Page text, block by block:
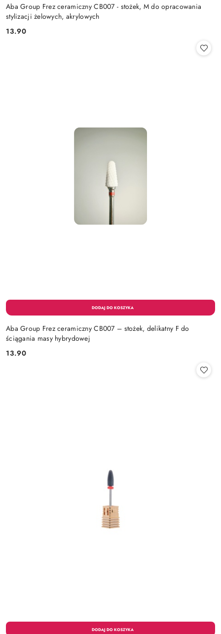
Aba Group Frez ceramiczny CB007 - stożek, M do opracowania
stylizacji żelowych, akrylowych
Cena:
13.90
Aba Group Frez ceramiczny CB007 – stożek, delikatny F do
ściągania masy hybrydowej
Cena:
13.90